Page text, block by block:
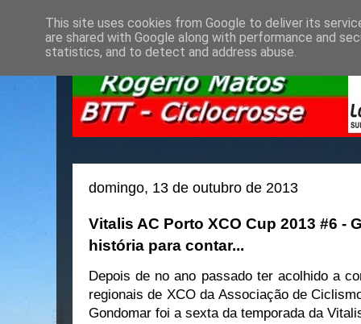
domingo, 13 de outubro de 2013
Vitalis AC Porto XCO Cup 2013 #6 -
história para contar...
Depois de no ano passado ter acolhido a
regionais de XCO da Associação de
Gondomar foi a sexta da temporada da
This site uses cookies from Google to deliver its
are shared with Google along with performance and
statistics, and to detect and address abuse.